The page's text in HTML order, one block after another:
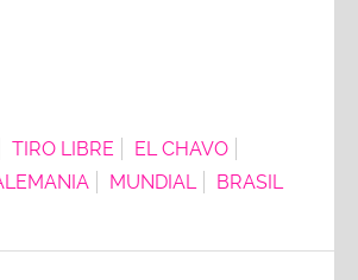
TIRO LIBRE
EL CHAVO
MUNDIAL
BRASIL